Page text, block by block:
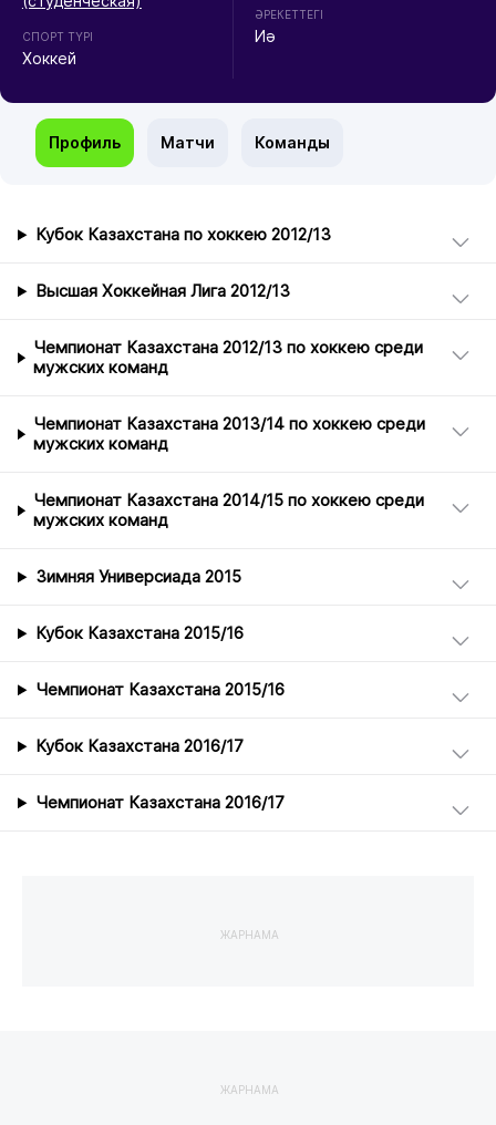
СПОРТ ТҮРІ
Хоккей
ӘРЕКЕТТЕГІ
Иә
Профиль Матчи Команды
Кубок Казахстана по хоккею 2012/13
Высшая Хоккейная Лига 2012/13
Чемпионат Казахстана 2012/13 по хоккею среди
мужских команд
Чемпионат Казахстана 2013/14 по хоккею среди
мужских команд
Чемпионат Казахстана 2014/15 по хоккею среди
мужских команд
Зимняя Универсиада 2015
Кубок Казахстана 2015/16
Чемпионат Казахстана 2015/16
Кубок Казахстана 2016/17
Чемпионат Казахстана 2016/17
ЖАРНАМА
ЖАРНАМА